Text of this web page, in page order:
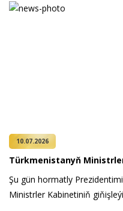
10.07.2026
Türkmenistanyň
Şu gün hormatly
Ministrler Kabinetiniň